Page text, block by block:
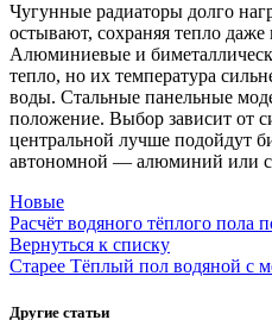
Чугунные радиаторы долго
остывают, сохраняя тепло
Алюминиевые и
тепло, но их температура
воды. Стальные панельные
положение. Выбор зависит от
центральной лучше подойдут
автономной — алюминий или
Новые
Расчёт водяного тёплого
Вернуться к списку
Старее Тёплый пол водяной с
Другие статьи